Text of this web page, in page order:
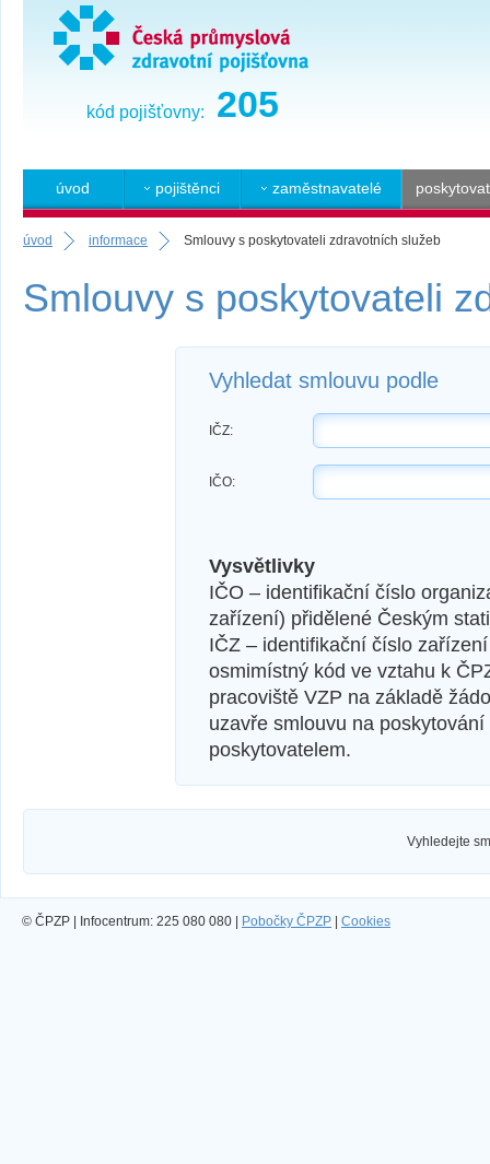
kód pojišťovny: 205
úvod pojištěnci zaměstnavatelé
úvod informace Smlouvy s poskytovateli zdravotních služeb
Smlouvy s poskytovateli
Vyhledat smlouvu podle
IČZ:
IČO:
Vysvětlivky
IČO – identifikační číslo
zařízení) přidělené Českým
IČZ – identifikační číslo
osmimístný kód ve vztahu k
pracoviště VZP na základě
uzavře smlouvu na
poskytovatelem.
Vyhledejte
© ČPZP | Infocentrum: 225 080 080 | Pobočky ČPZP Cookies